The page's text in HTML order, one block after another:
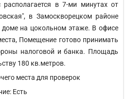
располагается в 7-ми минутах от
в Замоскворецком районе
на цокольном этаже. В офисе
Помещение готово принимать
налоговой и банка. Площадь
180 кв.метров.
места для проверок
Есть